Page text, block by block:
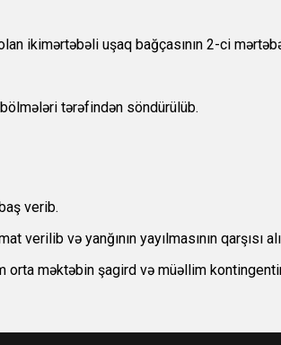
ikimərtəbəli uşaq bağçasının 2-ci
tərəfindən söndürülüb.
verib.
və yanğının yayılmasının qarşısı
orta məktəbin şagird və müəllim